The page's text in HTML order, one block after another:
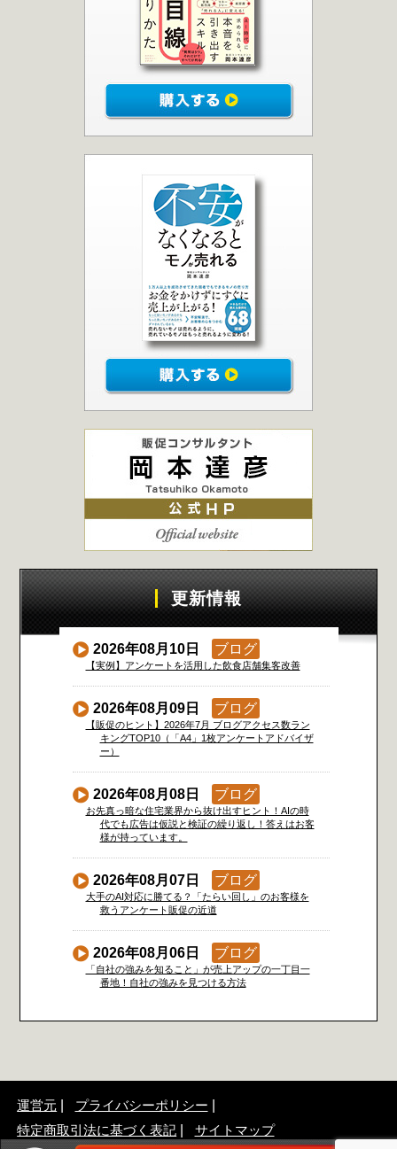
更新情報
2026年08月10日 ブログ
【実例】アンケートを活用した飲食店舗集客改善
2026年08月09日 ブログ
【販促のヒント】2026年7月 ブログアクセス数ラン
キングTOP10（「A4」1枚アンケートアドバイザ
ー）
2026年08月08日 ブログ
お先真っ暗な住宅業界から抜け出すヒント！AIの時
代でも広告は仮説と検証の繰り返し！答えはお客
様が持っています。
2026年08月07日 ブログ
大手のAI対応に勝てる？「たらい回し」のお客様を
救うアンケート販促の近道
2026年08月06日 ブログ
「自社の強みを知ること」が売上アップの一丁目一
番地！自社の強みを見つける方法
運営元
プライバシーポリシー
特定商取引法に基づく表記
サイトマップ